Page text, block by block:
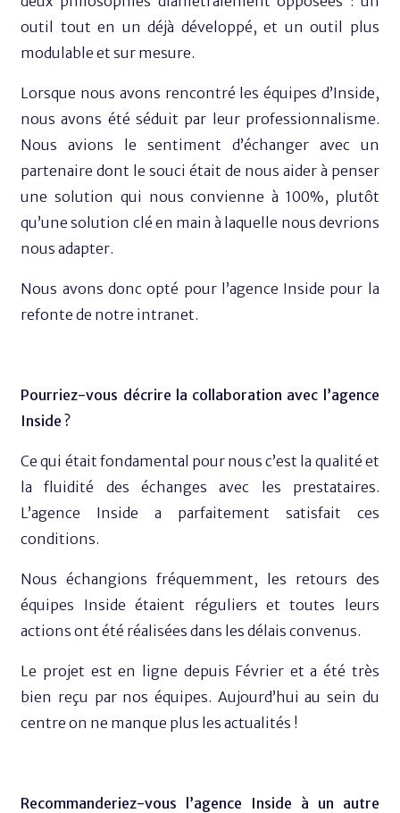
outil tout en un déjà développé, et un outil plus
modulable et sur mesure.
Lorsque nous avons rencontré les équipes d’Inside,
nous avons été séduit par leur professionnalisme.
Nous avions le sentiment d’échanger avec un
partenaire dont le souci était de nous aider à penser
une solution qui nous convienne à 100%, plutôt
qu’une solution clé en main à laquelle nous devrions
nous adapter.
Nous avons donc opté pour l’agence Inside pour la
refonte de notre intranet.
Pourriez-vous décrire la collaboration avec l’agence
Inside ?
Ce qui était fondamental pour nous c’est la qualité et
la fluidité des échanges avec les prestataires.
L’agence Inside a parfaitement satisfait ces
conditions.
Nous échangions fréquemment, les retours des
équipes Inside étaient réguliers et toutes leurs
actions ont été réalisées dans les délais convenus.
Le projet est en ligne depuis Février et a été très
bien reçu par nos équipes. Aujourd’hui au sein du
centre on ne manque plus les actualités !
Recommanderiez-vous l’agence Inside à un autre